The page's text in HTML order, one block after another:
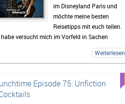
im Disneyland Paris und
möchte meine besten
Reisetipps mit euch teilen.
versucht mich im Vorfeld in Sachen
Anreise, Good-To-Know-Facts zu belesen,
habe immer nicht wirklich viel gefunden und
bekommt ihr einen Rundumblick über beide
alle Hotels, Tipps für Restaurants, die
Weiterlesen
Episode 75: Unfiction